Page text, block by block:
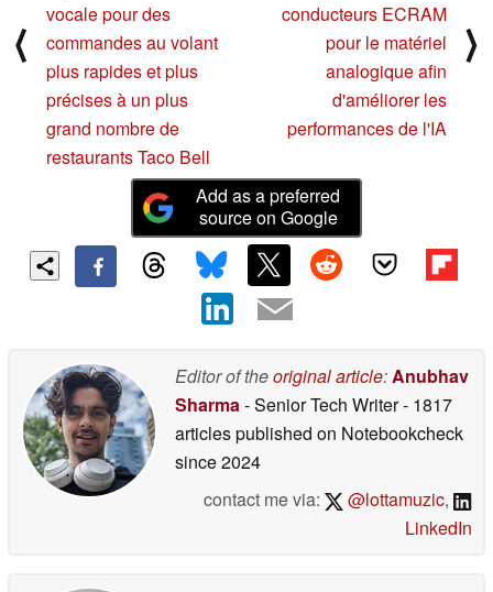
⟨
vocale pour des
commandes au volant
plus rapides et plus
précises à un plus
grand nombre de
restaurants Taco Bell
conducteurs ECRAM
pour le matériel
analogique afin
d'améliorer les
performances de l'IA
⟩
Add as a preferred
source on Google
Editor of theoriginal article:Anubhav
Sharma- Senior Tech Writer- 1817
articles published on Notebookcheck
since 2024
contact me via:
@lottamuzic,
LinkedIn